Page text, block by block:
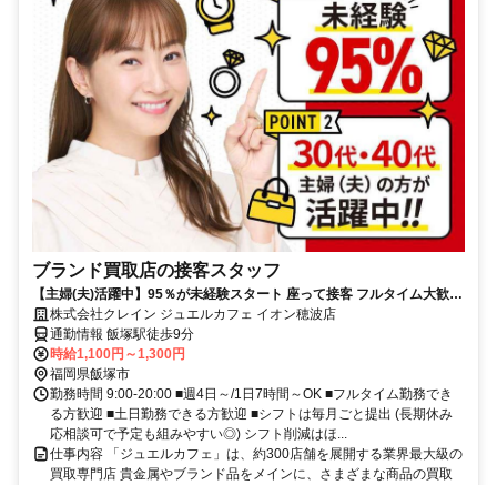
ブランド買取店の接客スタッフ
【主婦(夫)活躍中】95％が未経験スタート 座って接客 フルタイム大歓迎
データ入力あり
株式会社クレイン ジュエルカフェ イオン穂波店
通勤情報 飯塚駅徒歩9分
時給1,100円～1,300円
福岡県飯塚市
勤務時間 9:00-20:00 ■週4日～/1日7時間～OK ■フルタイム勤務でき
る方歓迎 ■土日勤務できる方歓迎 ■シフトは毎月ごと提出 (長期休み
応相談可で予定も組みやすい◎) シフト削減はほ...
仕事内容 「ジュエルカフェ」は、約300店舗を展開する業界最大級の
買取専門店 貴金属やブランド品をメインに、さまざまな商品の買取